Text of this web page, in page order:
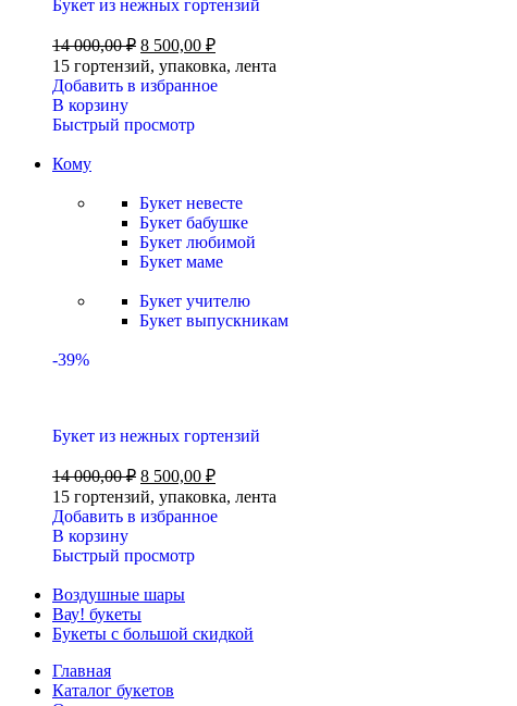
Букет из нежных гортензий
14 000,00₽ 8 500,00 ₽
15 гортензий, упаковка, лента
Добавить в избранное
В корзину
Быстрый просмотр
Кому
Букет невесте
Букет бабушке
Букет любимой
Букет маме
Букет учителю
Букет выпускникам
-39%
Букет из нежных гортензий
14 000,00₽ 8 500,00 ₽
15 гортензий, упаковка, лента
Добавить в избранное
В корзину
Быстрый просмотр
Воздушные шары
Вау! букеты
Букеты с большой скидкой
Главная
Каталог букетов